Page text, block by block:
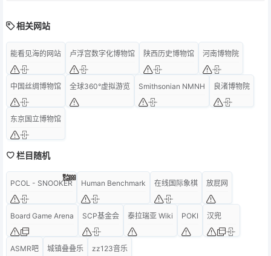
相关网站
能看见海的网站 卢浮宫数字化博物馆 陕西历史博物馆 河南博物院
中国丝绸博物馆 全球360°虚拟游览 Smithsonian NMNH 良渚博物院
东京国立博物馆
栏目随机
PCOL - SNOOKER Human Benchmark 在线国际象棋 放屁网
Board Game Arena SCP基金会 泰拉瑞亚 Wiki POKI 汉兜
ASMR吧 城镇叠叠乐 zz123音乐